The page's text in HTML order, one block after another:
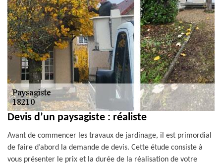
Devis d’un paysagiste : réaliste
Avant de commencer les travaux de jardinage, il est primordial
de faire d’abord la demande de devis. Cette étude consiste à
vous présenter le prix et la durée de la réalisation de votre